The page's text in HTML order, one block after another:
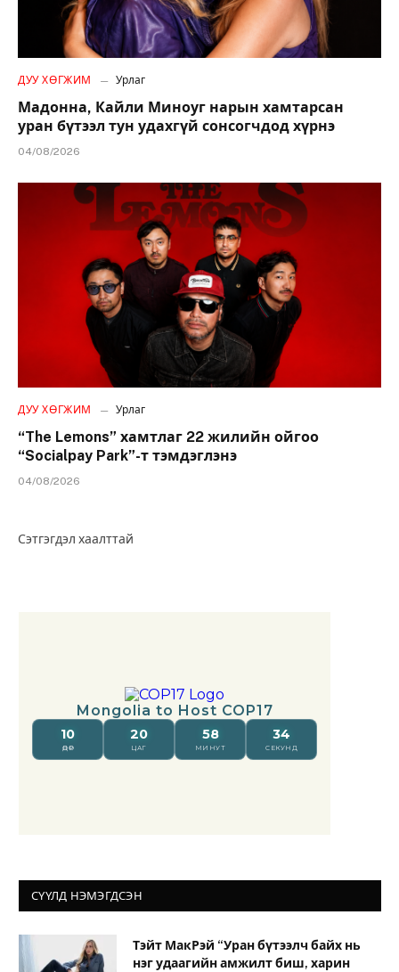
ДУУ ХӨГЖИМ Урлаг
Мадонна, Кайли Миноуг нарын хамтарсан
уран бүтээл тун удахгүй сонсогчдод хүрнэ
04/08/2026
ДУУ ХӨГЖИМ Урлаг
“The Lemons” хамтлаг 22 жилийн ойгоо
“Socialpay Park”-т тэмдэглэнэ
04/08/2026
Сэтгэгдэл хаалттай
СҮҮЛД НЭМЭГДСЭН
Тэйт МакРэй “Уран бүтээлч байх нь
нэг удаагийн амжилт биш, харин